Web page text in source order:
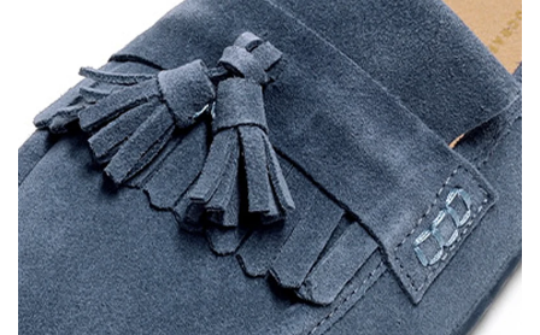
Zmień region
Wybierz kraj dostawy
Wybierz język
Wariant
Pytanie
Numer zamówienia
Ocena opisowa